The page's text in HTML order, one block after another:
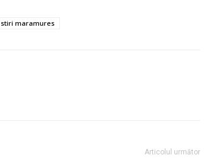
stiri maramures
Articolul următor